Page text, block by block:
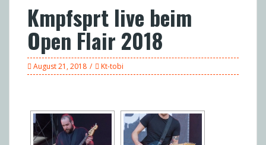
Kmpfsprt live beim
Open Flair 2018
August 21, 2018 Kt-tobi